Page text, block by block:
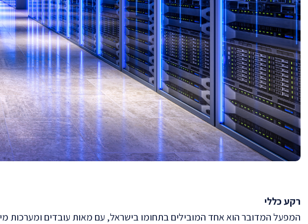
רקע כללי
המפעל המדובר הוא אחד המובילים בתחומו בישראל, עם מאות עובדים ומערכות